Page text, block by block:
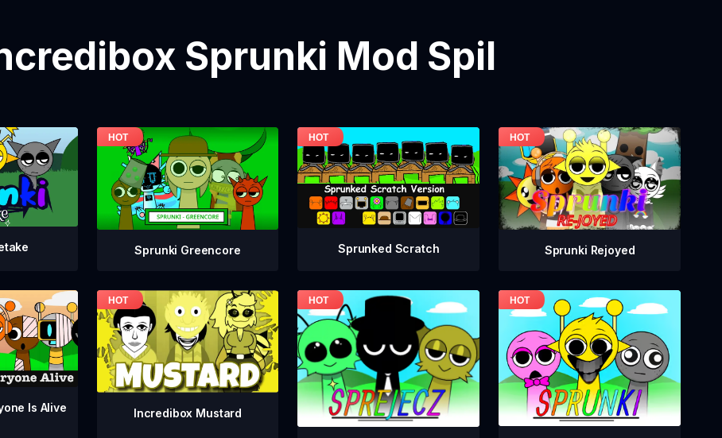
Sprunki Mod Spil
Sprunki Greencore Sprunked Scratch Sprunki Rejoyed
Is Alive Incredibox Mustard